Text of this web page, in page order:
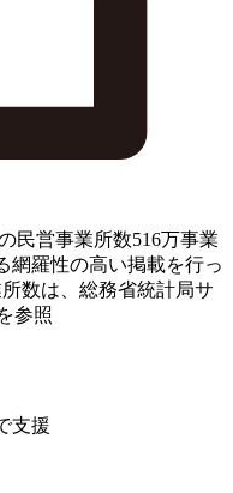
民営事業所数516万事業
網羅性の高い掲載を行っ
数は、総務省統計局サ
参照
支援